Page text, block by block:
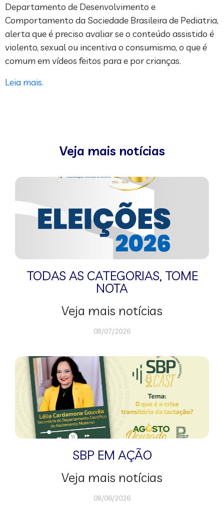
Departamento de Desenvolvimento e
Comportamento da Sociedade Brasileira de Pediatria,
alerta que é preciso avaliar se o conteúdo assistido é
violento, sexual ou incentiva o consumismo, o que é
comum em vídeos feitos para e por crianças.
Leia mais.
Veja mais notícias
TODAS AS CATEGORIAS, TOME
NOTA
Veja mais notícias
08/07/2026
SBP EM AÇÃO
Veja mais notícias
08/06/2026